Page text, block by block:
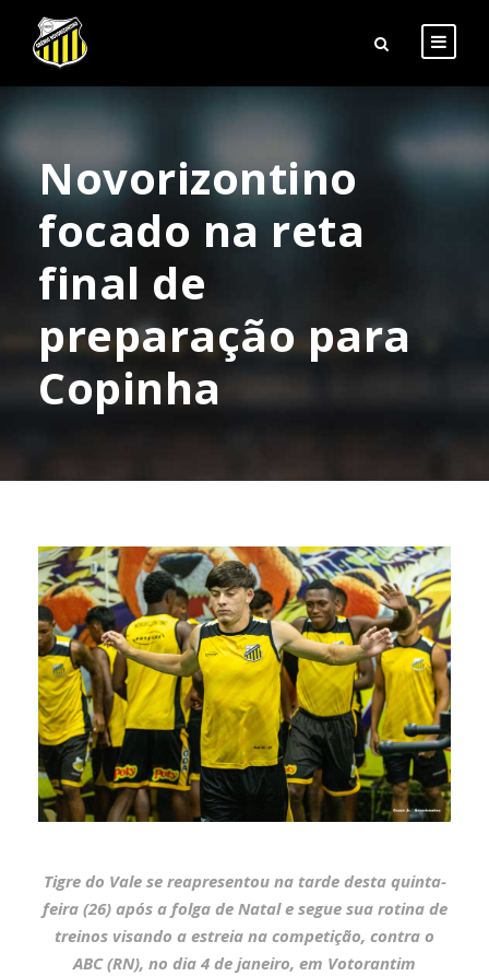
Novorizontino
focado na reta
final de
preparação para
Copinha
Tigre do Vale se reapresentou na tarde desta quinta-
feira (26) após a folga de Natal e segue sua rotina de
treinos visando a estreia na competição, contra o
ABC (RN), no dia 4 de janeiro, em Votorantim